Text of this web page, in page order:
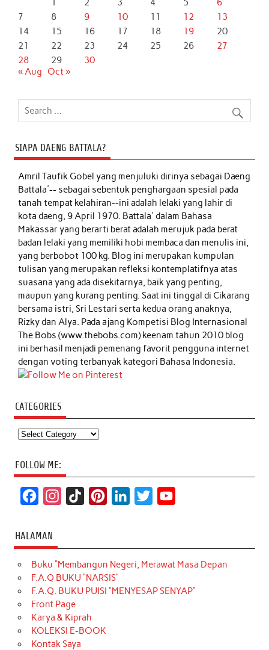
2 3 4 5
6
7
8 9 10 11 12
13
14
15 16 17 18 19
20
21
22 23 24 25 26
27
28
29
30
« Aug
Oct »
SIAPA DAENG BATTALA?
Amril Taufik Gobelyang menjuluki dirinya sebagai Daeng
Battala'-- sebagai sebentuk penghargaan spesial pada
tanah tempat kelahiran--ini adalah lelaki yang lahir di
kota daeng, 9 April 1970. Battala' dalam Bahasa
Makassar yang berarti berat adalah merujuk pada berat
badan lelaki yang memiliki hobi membaca dan menulis ini,
yang berbobot 100 kg. Blog ini merupakan kumpulan
tulisan yang merupakan refleksi kontemplatifnya atas
suasana yang ada disekitarnya, baik yang penting,
maupun yang kurang penting. Saat ini tinggal di Cikarang
bersama istri, Sri Lestari serta kedua orang anaknya,
Rizky dan Alya. Pada ajang Kompetisi Blog Internasional
The Bobs (www.thebobs.com) keenam tahun 2010 blog
ini berhasil menjadi pemenang favorit pengguna internet
dengan voting terbanyak kategori Bahasa Indonesia.
CATEGORIES
Categories
FOLLOW ME:
c
e
b
o
o
k
t
a
g
r
a
m
T
o
k
t
e
r
k
e
d
t
t
e
T
u
b
HALAMAN
Buku “Membangun Negeri, Merawat Masa Depan
F.A.Q BUKU “NARSIS”
F.A.Q. BUKU PUISI “MENYESAP SENYAP”
Front Page
Karya & Kiprah
KOLEKSI E-BOOK
Kontak Saya